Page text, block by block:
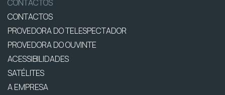
CONTACTOS
CONTACTOS
PROVEDORA DO TELESPECTADOR
PROVEDORA DO OUVINTE
ACESSIBILIDADES
SATÉLITES
A EMPRESA